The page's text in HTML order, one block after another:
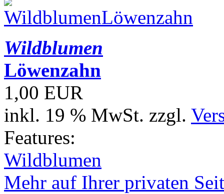
Wildblumen
Löwenzahn
1,00 EUR
inkl. 19 % MwSt. zzgl.
Features:
Wildblumen
Mehr auf Ihrer privaten